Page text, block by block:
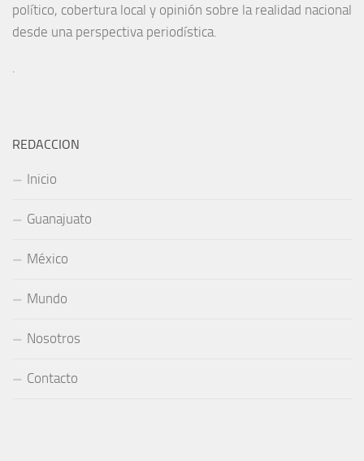
político, cobertura local y opinión sobre la realidad nacional
desde una perspectiva periodística.
REDACCION
Inicio
Guanajuato
México
Mundo
Nosotros
Contacto